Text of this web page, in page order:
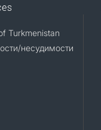
Turkmenistan
несудимости